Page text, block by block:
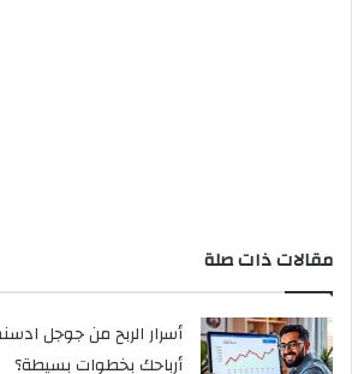
مقالات ذات صلة
أرباحك بخطوات بسيطة؟